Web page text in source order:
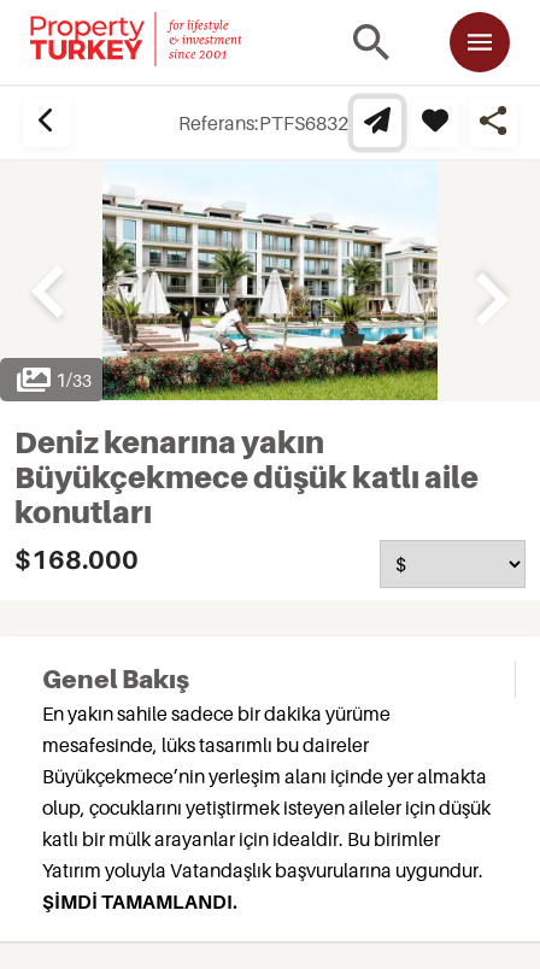
Referans:PTFS6832
1/33
Deniz kenarına yakın
Büyükçekmece düşük katlı aile
konutları
$168.000
Genel Bakış
En yakın sahile sadece bir dakika yürüme
mesafesinde, lüks tasarımlı bu daireler
Büyükçekmece’nin yerleşim alanı içinde yer almakta
olup, çocuklarını yetiştirmek isteyen aileler için düşük
katlı bir mülk arayanlar için idealdir. Bu birimler
Yatırım yoluyla Vatandaşlık başvurularına uygundur.
ŞİMDİ TAMAMLANDI.